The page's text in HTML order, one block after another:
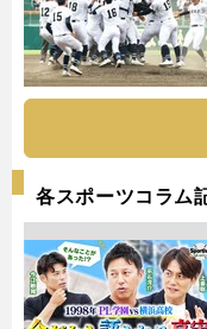
各スポーツコラム